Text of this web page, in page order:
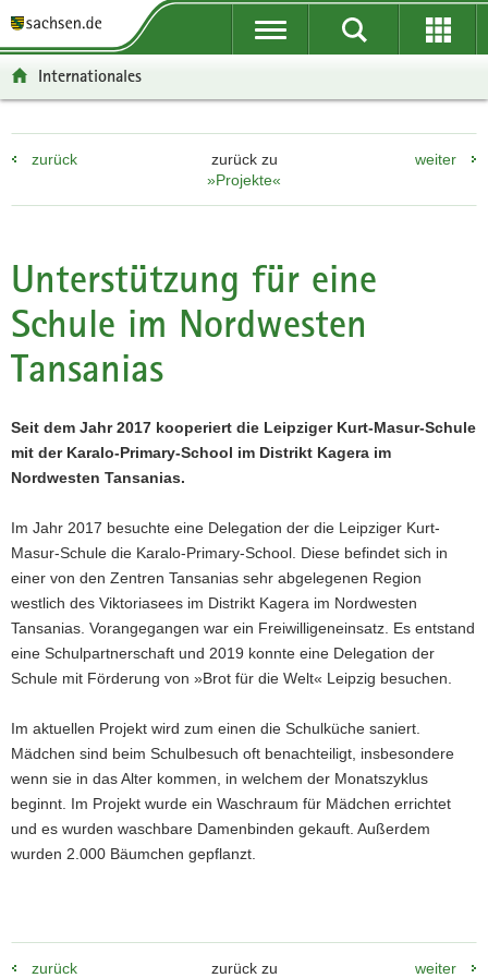
t
l
e
g
r
e
i
f
e
d
e
N
v
i
g
a
t
i
o
t
l
v
g
a
t
i
o
n
p
i
a
t
r
e
e
i
c
h
Internationales
zurück
zurück zu
»Projekte«
weiter
Unterstützung für eine
Schule im Nordwesten
Tansanias
Seit dem Jahr 2017 kooperiert die Leipziger Kurt-Masur-Schule
mit der Karalo-Primary-School im Distrikt Kagera im
Nordwesten Tansanias.
Im Jahr 2017 besuchte eine Delegation der die Leipziger Kurt-
Masur-Schule die Karalo-Primary-School. Diese befindet sich in
einer von den Zentren Tansanias sehr abgelegenen Region
westlich des Viktoriasees im Distrikt Kagera im Nordwesten
Tansanias. Vorangegangen war ein Freiwilligeneinsatz. Es entstand
eine Schulpartnerschaft und 2019 konnte eine Delegation der
Schule mit Förderung von »Brot für die Welt« Leipzig besuchen.
Im aktuellen Projekt wird zum einen die Schulküche saniert.
Mädchen sind beim Schulbesuch oft benachteiligt, insbesondere
wenn sie in das Alter kommen, in welchem der Monatszyklus
beginnt. Im Projekt wurde ein Waschraum für Mädchen errichtet
und es wurden waschbare Damenbinden gekauft. Außerdem
wurden 2.000 Bäumchen gepflanzt.
zurück
zurück zu
weiter